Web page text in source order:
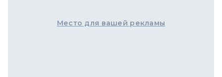
Место для вашей рекламы